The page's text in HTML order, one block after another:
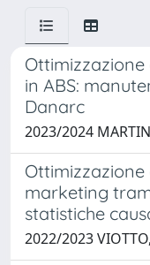
in ABS:
Danarc
2023/2024
marketing
statistiche
2022/2023